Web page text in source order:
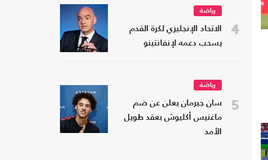
4
رياضة
الاتحاد الإنجليزي لكرة القدم
يسحب دعمه لإنفانتينو
5
رياضة
سان جيرمان يعلن عن ضم
ماغنيس أكليوش بعقد طويل
الأمد